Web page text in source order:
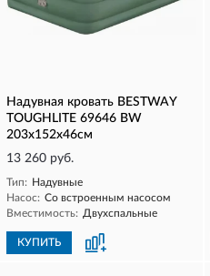
Надувная кровать BESTWAY
TOUGHLITE 69646 BW
203х152х46см
13 260 руб.
Тип: Надувные
Насос: Со встроенным насосом
Вместимость: Двухспальные
КУПИТЬ